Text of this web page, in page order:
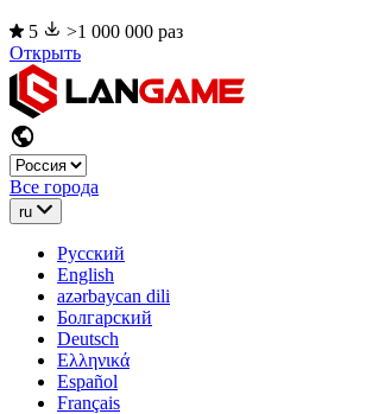
5
>1 000 000 раз
Открыть
Все города
ru
Русский
English
azərbaycan dili
Болгарский
Deutsch
Ελληνικά
Español
Français